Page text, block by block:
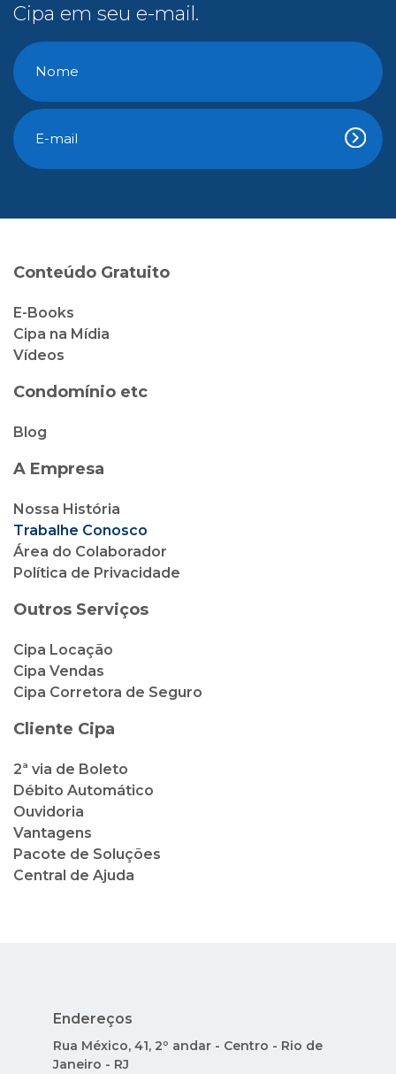
Cipa em seu e-mail.
Conteúdo Gratuito
E-Books
Cipa na Mídia
Vídeos
Condomínio etc
Blog
A Empresa
Nossa História
Trabalhe Conosco
Área do Colaborador
Política de Privacidade
Outros Serviços
Cipa Locação
Cipa Vendas
Cipa Corretora de Seguro
Cliente Cipa
2ª via de Boleto
Débito Automático
Ouvidoria
Vantagens
Pacote de Soluções
Central de Ajuda
Endereços
Rua México, 41, 2º andar - Centro - Rio de
Janeiro - RJ